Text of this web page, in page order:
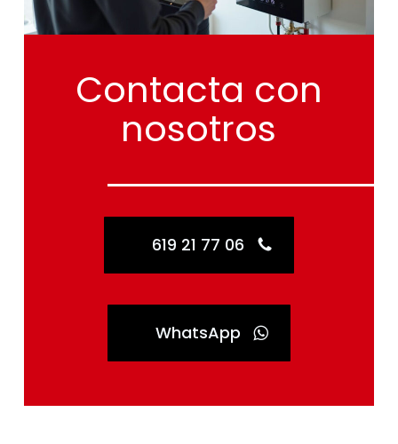
Contacta con
nosotros
619 21 77 06
WhatsApp